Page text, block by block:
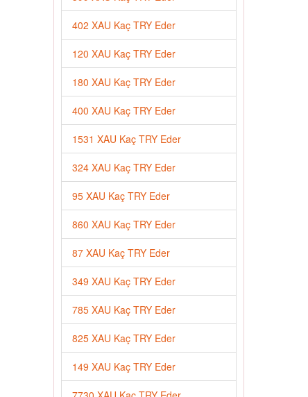
402 XAU Kaç TRY Eder
120 XAU Kaç TRY Eder
180 XAU Kaç TRY Eder
400 XAU Kaç TRY Eder
1531 XAU Kaç TRY Eder
324 XAU Kaç TRY Eder
95 XAU Kaç TRY Eder
860 XAU Kaç TRY Eder
87 XAU Kaç TRY Eder
349 XAU Kaç TRY Eder
785 XAU Kaç TRY Eder
825 XAU Kaç TRY Eder
149 XAU Kaç TRY Eder